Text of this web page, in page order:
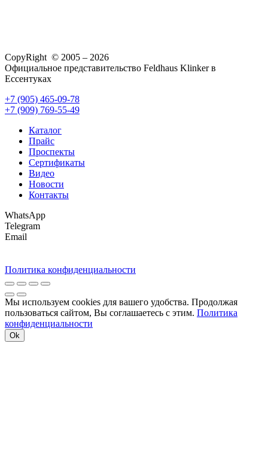
CopyRight © 2005 – 2026
Официальное представительство Feldhaus Klinker в
Ессентуках
+7 (905) 465-09-78
+7 (909) 769-55-49
Каталог
Прайс
Проспекты
Сертификаты
Видео
Новости
Контакты
WhatsApp
Telegram
Email
Политика конфиденциальности
Мы используем cookies для вашего удобства. Продолжая
пользоваться сайтом, Вы соглашаетесь с этим. Политика
конфиденциальности
Ok